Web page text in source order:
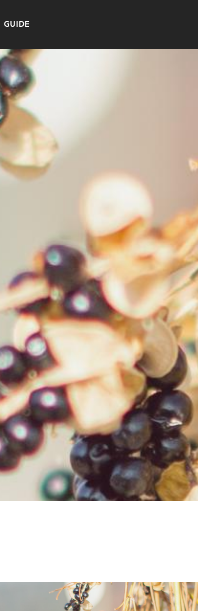
GUIDE